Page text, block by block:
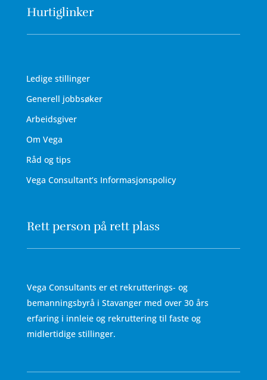
Hurtiglinker
Ledige stillinger
Generell jobbsøker
Arbeidsgiver
Om Vega
Råd og tips
Vega Consultant’s Informasjonspolicy
Rett person på rett plass
Vega Consultants er et rekrutterings- og
bemanningsbyrå i Stavanger med over 30 års
erfaring i innleie og rekruttering til faste og
midlertidige stillinger.